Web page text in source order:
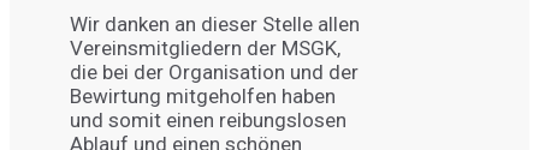
Wir danken an dieser Stelle allen
Vereinsmitgliedern der MSGK,
die bei der Organisation und der
Bewirtung mitgeholfen haben
und somit einen reibungslosen
Ablauf und einen schönen